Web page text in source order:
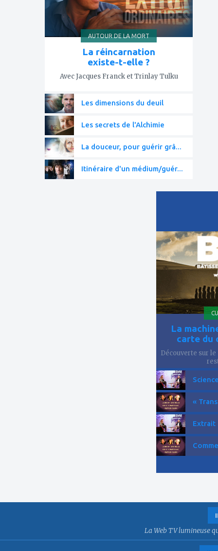
AUTOUR DE LA MORT
La réincarnation
existe-t-elle ?
Avec Jacques Franck et Trinlay Tulku
Les dimensions du deuil
Les secrets de l'Alchimie
La douceur, pour guérir grâ...
Itinéraire d'un médium/guér...
à
mes
favoris
La
carte du
Découverte sur
«
Extrait
La Web TV lumineuse